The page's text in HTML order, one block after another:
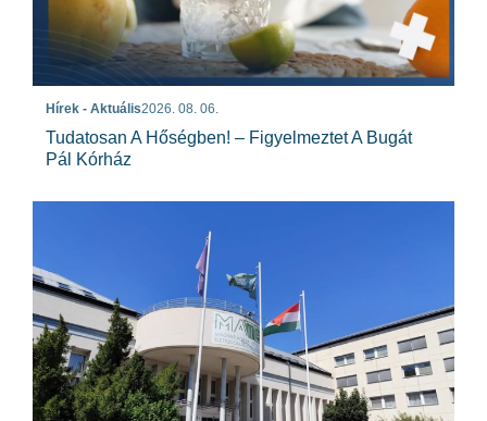
Hírek - Aktuális2026. 08. 06.
Tudatosan A Hőségben! – Figyelmeztet A Bugát
Pál Kórház